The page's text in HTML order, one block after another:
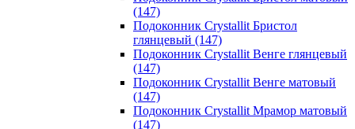
(147)
Подоконник Crystallit Бристол
глянцевый (147)
Подоконник Crystallit Венге глянцевый
(147)
Подоконник Crystallit Венге матовый
(147)
Подоконник Crystallit Мрамор матовый
(147)